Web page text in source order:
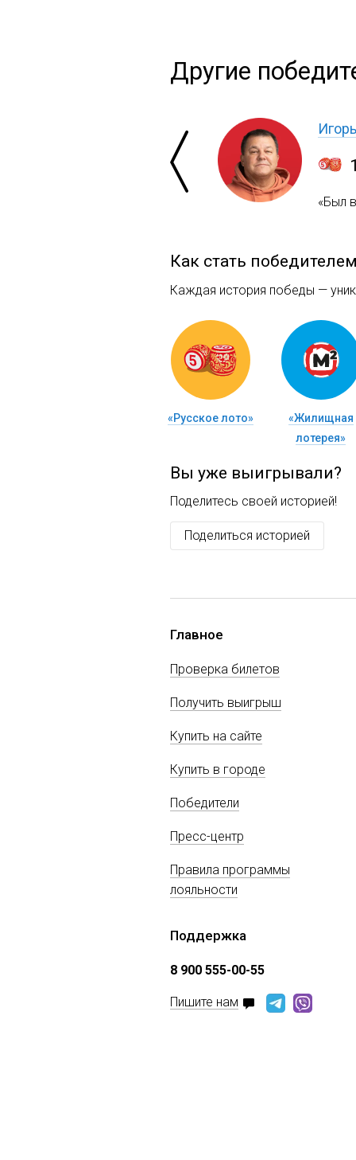
Другие
«Был
Как стать
Каждая история победы —
«Русское лото»
«Жилищная
лотерея»
Вы уже выигрывали?
Поделитесь своей историей!
Поделиться историей
Главное
Проверка билетов
Получить выигрыш
Купить на сайте
Купить в городе
Победители
Пресс-центр
Правила программы
лояльности
Поддержка
8 900 555-00-55
Пишите нам